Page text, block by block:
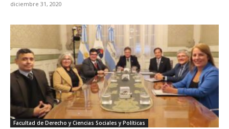
diciembre 31, 2020
Facultad de Derecho y Ciencias Sociales y Políticas